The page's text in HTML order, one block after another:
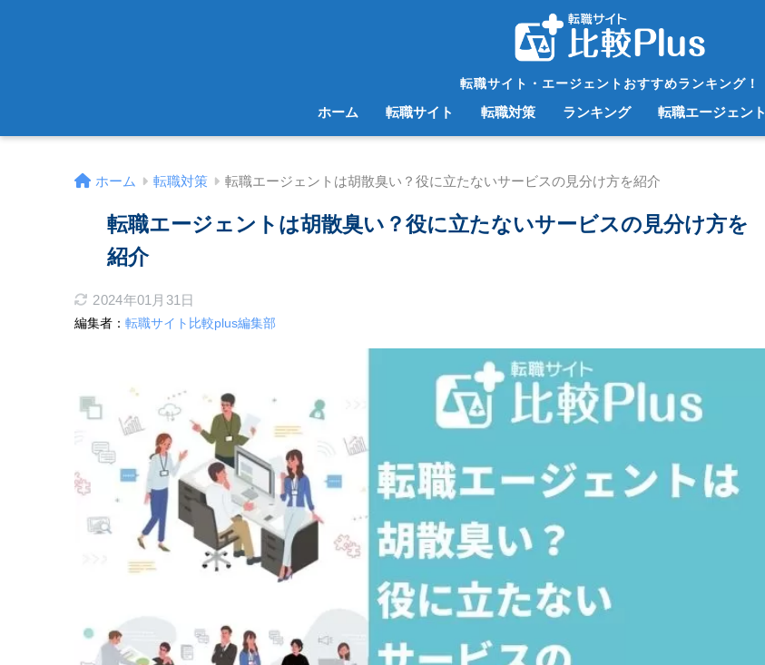
転職サイト・エージェントおすすめランキング！
ホーム 転職サイト 転職対策 ランキング 転職エージェント
ホーム 転職対策 転職エージェントは胡散臭い？役に立たないサービスの見分け方を紹介
転職エージェントは胡散臭い？役に立たないサービスの見分け方を
紹介
2024年01月31日
編集者： 転職サイト比較plus編集部